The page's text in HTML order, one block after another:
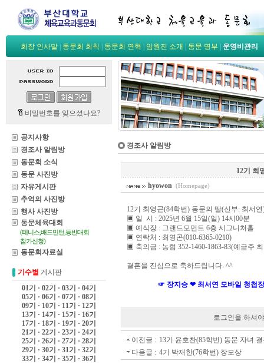
회장 인사말 동문회 회칙 동문회 연혁 임원진 소개 동문 명부 운영비관리
비밀번호를 잊으셨나요?
공지사항
경조사 알림방
동문회 소식
동문 사진방
자유게시판
추억의 사진방
행사 사진방
동문체육대회
(테니스,배드민턴,등반대회
참가신청)
동문회자료실
기수별 게시판
01기
· 02기 · 03기 · 04기
05기
· 06기 · 07기 · 08기
09기
· 10기 · 11기 · 12기
13기
· 14기 · 15기 · 16기
17기
· 18기 · 19기 · 20기
21기
· 22기 · 23기 · 24기
25기
· 26기 · 27기 · 28기
29기
· 30기 · 31기 · 32기
33기
· 34기 · 35기 · 36기
경조사 알림방
12기 최
hyowon (Homepage)
12기 최영곤(84학번) 동문의 딸(신부: 최서
▣ 일 시 : 2025년 6월 15일(일) 14시00분
▣ 예식장 : 그랜드모먼트 6층 시그니처홀
▣ 연락처 : 최영곤(010-6365-0210)
▣ 축의금 : 농협 352-1460-1863-83(예금주
결혼을 진심으로 축하드립니다. ^^
☞ 장지승 ❤ 최서연 모바일 청첩
로그인을 하셔
이전글 : 13기 윤호찬(85학번) 동문 자녀
다음글 : 4기 박재한(76학번) 장모상